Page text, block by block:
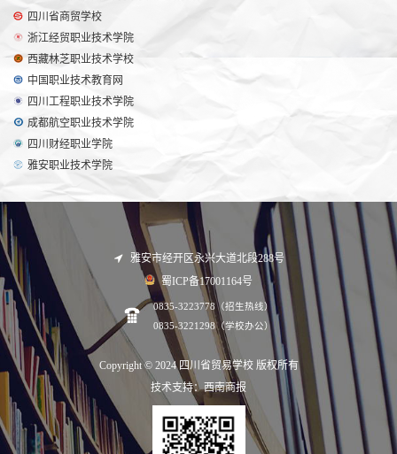
四川省商贸学校
浙江经贸职业技术学院
西藏林芝职业技术学校
中国职业技术教育网
四川工程职业技术学院
成都航空职业技术学院
四川财经职业学院
雅安职业技术学院
雅安市经开区永兴大道北段288号
蜀ICP备17001164号
0835-3223778（招生热线）
0835-3221298（学校办公）
Copyright © 2024 四川省贸易学校 版权所有
技术支持：西南商报